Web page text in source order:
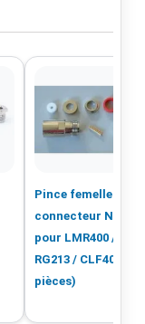
Pince femelle
connecteur N
pour LMR400 /
RG213 / CLF400 (10
pièces)